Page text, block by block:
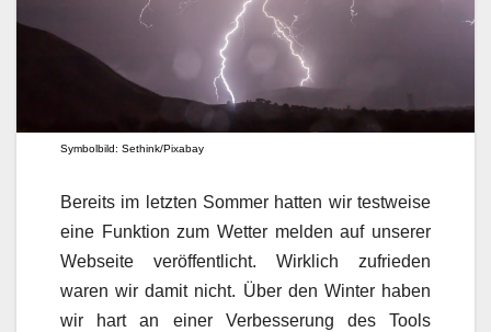
Symbolbild: Sethink/Pixabay
Bereits im letzten Sommer hatten wir testweise
eine Funktion zum Wetter melden auf unserer
Webseite veröffentlicht. Wirklich zufrieden
waren wir damit nicht. Über den Winter haben
wir hart an einer Verbesserung des Tools